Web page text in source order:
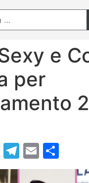
e
per
Messenger
Telegram
Email